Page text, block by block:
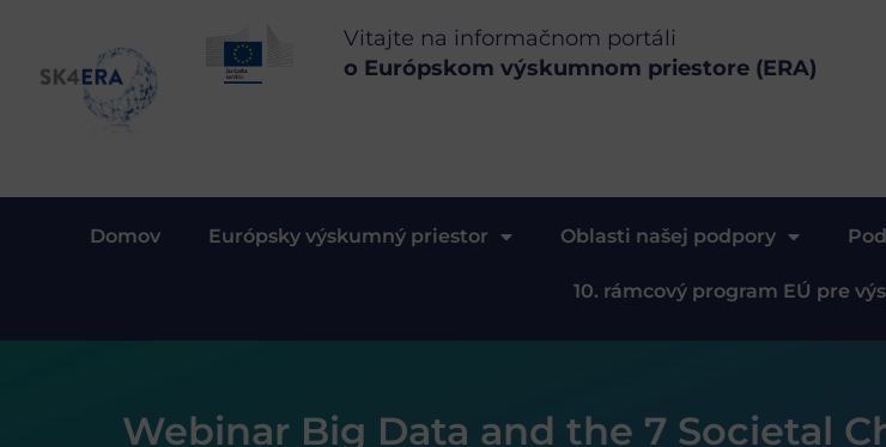
Vitajte na informačnom portáli
o Európskom výskumnom priestore (ERA)
Domov Európsky výskumný priestor Oblasti našej podpory
10. rámcový program EÚ pre
Webinar Big Data and the 7 Societal